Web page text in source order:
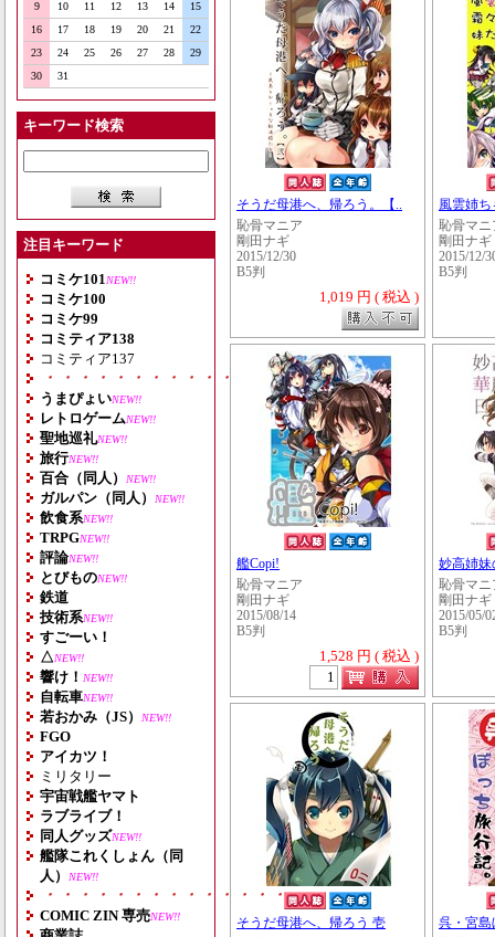
9
10 11 12 13 14
15
16
17 18 19 20 21
22
23
24 25 26 27 28
29
30
31
キーワード検索
注目キーワード
コミケ101 NEW!!
コミケ100
コミケ99
コミティア138
コミティア137
・・・・・・・・・・・・・・・・・・・
うまぴょいNEW!!
レトロゲームNEW!!
聖地巡礼NEW!!
旅行NEW!!
百合（同人） NEW!!
ガルパン（同人） NEW!!
飲食系NEW!!
TRPGNEW!!
評論NEW!!
とびものNEW!!
鉄道
技術系NEW!!
すごーい！
△NEW!!
響け！ NEW!!
自転車NEW!!
若おかみ（JS） NEW!!
FGO
アイカツ！
ミリタリー
宇宙戦艦ヤマト
ラブライブ！
同人グッズNEW!!
艦隊これくしょん（同
人）
NEW!!
・・・・・・・・・・・・・・・・・・・
COMIC ZIN 専売NEW!!
そうだ母港へ、帰ろう。【..
恥骨マニア
剛田ナギ
2015/12/30
B5判
1,019 円 ( 税込 )
風雲姉
恥骨マニ
剛田ナギ
2015/12/
B5判
艦Copi!
恥骨マニア
剛田ナギ
2015/08/14
B5判
1,528 円 ( 税込 )
妙高姉妹
恥骨マニ
剛田ナギ
2015/05/
B5判
そうだ母港へ、帰ろう 壱
呉・宮島